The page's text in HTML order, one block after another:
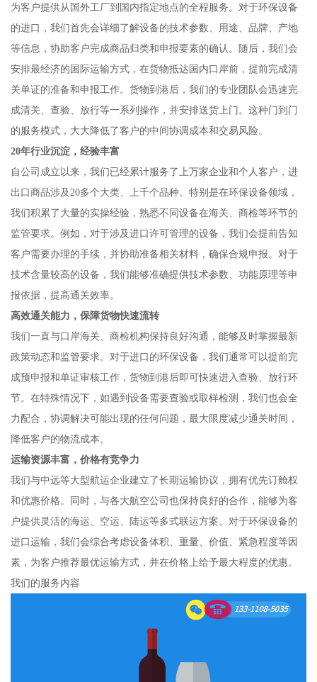
为客户提供从国外工厂到国内指定地点的全程服务。对于环保设备
的进口，我们首先会详细了解设备的技术参数、用途、品牌、产地
等信息，协助客户完成商品归类和申报要素的确认。随后，我们会
安排最经济的国际运输方式，在货物抵达国内口岸前，提前完成清
关单证的准备和申报工作。货物到港后，我们的专业团队会迅速完
成清关、查验、放行等一系列操作，并安排送货上门。这种门到门
的服务模式，大大降低了客户的中间协调成本和交易风险。
20年行业沉淀，经验丰富
自公司成立以来，我们已经累计服务了上万家企业和个人客户，进
出口商品涉及20多个大类、上千个品种。特别是在环保设备领域，
我们积累了大量的实操经验，熟悉不同设备在海关、商检等环节的
监管要求。例如，对于涉及进口许可管理的设备，我们会提前告知
客户需要办理的手续，并协助准备相关材料，确保合规申报。对于
技术含量较高的设备，我们能够准确提供技术参数、功能原理等申
报依据，提高通关效率。
高效通关能力，保障货物快速流转
我们一直与口岸海关、商检机构保持良好沟通，能够及时掌握最新
政策动态和监管要求。对于进口的环保设备，我们通常可以提前完
成预申报和单证审核工作，货物到港后即可快速进入查验、放行环
节。在特殊情况下，如遇到设备需要查验或取样检测，我们也会全
力配合，协调解决可能出现的任何问题，最大限度减少通关时间，
降低客户的物流成本。
运输资源丰富，价格有竞争力
我们与中远等大型航运企业建立了长期运输协议，拥有优先订舱权
和优惠价格。同时，与各大航空公司也保持良好的合作，能够为客
户提供灵活的海运、空运、陆运等多式联运方案。对于环保设备的
进口运输，我们会综合考虑设备体积、重量、价值、紧急程度等因
素，为客户推荐最优运输方式，并在价格上给予最大程度的优惠。
我们的服务内容